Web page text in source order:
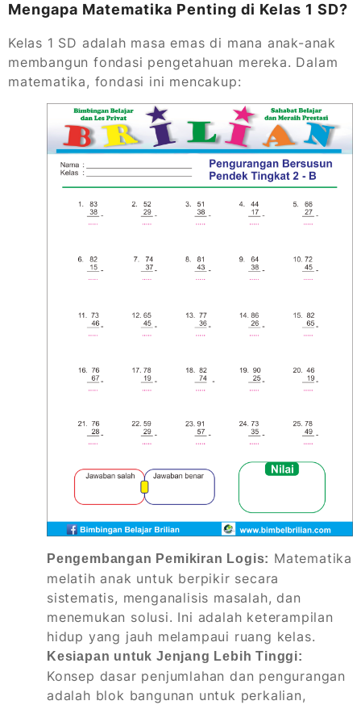
Mengapa Matematika Penting di Kelas 1 SD?
Kelas 1 SD adalah masa emas di mana anak-anak
membangun fondasi pengetahuan mereka. Dalam
matematika, fondasi ini mencakup:
Pengembangan Pemikiran Logis: Matematika
melatih anak untuk berpikir secara
sistematis, menganalisis masalah, dan
menemukan solusi. Ini adalah keterampilan
hidup yang jauh melampaui ruang kelas.
Kesiapan untuk Jenjang Lebih Tinggi:
Konsep dasar penjumlahan dan pengurangan
adalah blok bangunan untuk perkalian,